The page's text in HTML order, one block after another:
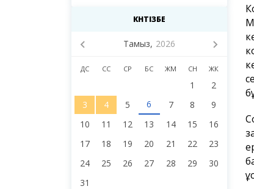
КҮНТІЗБЕ
Тамыз, 2026
ДС СС СР БС ЖМ СН ЖК
1
2
3
4 5 6 7 8
9
10
11 12 13 14 15
16
17
18 19 20 21 22
23
24
25 26 27 28 29
30
31